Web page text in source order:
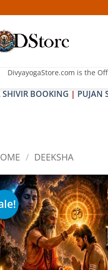
DivyayogaStore.com is the
BOOKING | PUJAN
/ DEEKSHA